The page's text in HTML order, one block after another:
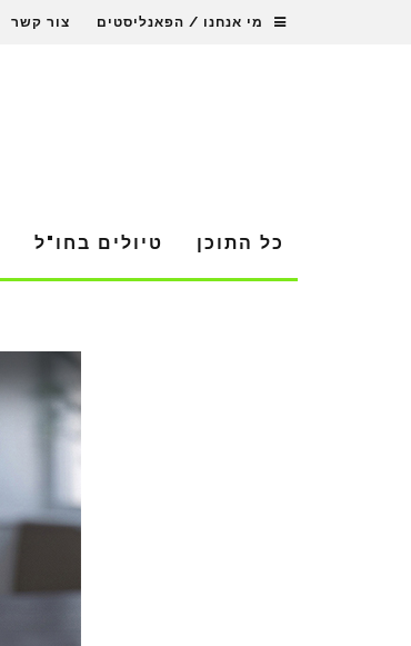
מי אנחנו / הפאנליסטים צור קשר
כל התוכן טיולים בחו"ל